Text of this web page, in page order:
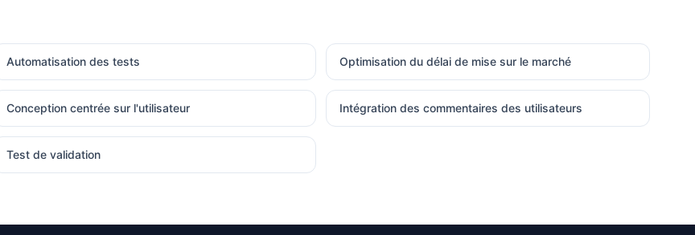
Automatisation des tests Optimisation du délai de mise sur le marché
Conception centrée sur l'utilisateur Intégration des commentaires des utilisateurs
Test de validation